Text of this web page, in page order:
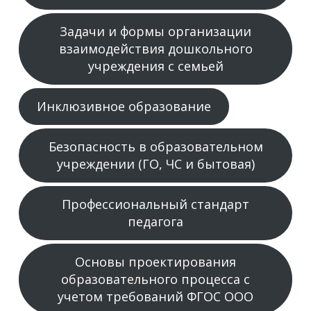
Задачи и формы организации
взаимодействия дошкольного
учреждения с семьей
Инклюзивное образование
Безопасность в образовательном
учреждении (ГО, ЧС и бытовая)
Профессиональный стандарт
педагога
Основы проектирования
образовательного процесса с
учетом требований ФГОС ООО